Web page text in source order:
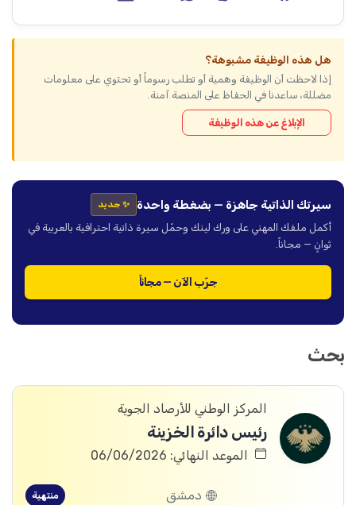
هل هذه الوظيفة مشبوهة؟
إذا لاحظت أن الوظيفة وهمية أو تطلب رسوماً أو تحتوي على معلومات
مضللة، ساعدنا في الحفاظ على المنصة آمنة.
الإبلاغ عن هذه الوظيفة
سيرتك الذاتية جاهزة — بضغطة واحدة ✨ جديد
أكمل ملفك المهني على ورك لينك وحمّل سيرة ذاتية احترافية بالعربية في
ثوانٍ — مجاناً.
جرّب الآن — مجاناً
بحث
المركز الوطني للأرصاد الجوية
رئيس دائرة الخزينة
الموعد النهائي: 06/06/2026
دمشق منتهية